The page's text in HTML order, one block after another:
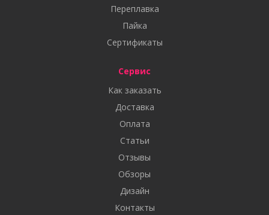
Переплавка
Пайка
Сертификаты
Сервис
Как заказать
Доставка
Оплата
Статьи
Отзывы
Обзоры
Дизайн
Контакты